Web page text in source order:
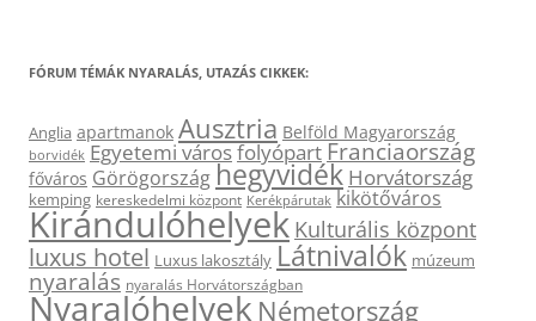
FÓRUM TÉMÁK NYARALÁS, UTAZÁS CIKKEK:
Anglia apartmanok Ausztria Belföld Magyarország
borvidék Egyetemi városfolyópart Franciaország
főváros Görögország hegyvidék Horvátország
kemping kereskedelmi központ Kerékpárutak kikötőváros
Kirándulóhelyek Kulturális központ
luxus hotel Luxus lakosztály Látnivalók múzeum
nyaralás nyaralás Horvátországban
Nyaralóhelyek Németország